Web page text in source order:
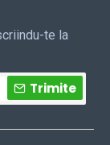
te la
Trimite